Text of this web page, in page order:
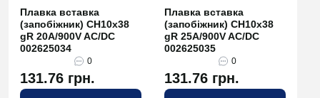
Плавка вставка
(запобіжник) CH10x38
gR 20A/900V AC/DC
002625034
0
131.76 грн.
Плавка вставка
(запобіжник) CH10x38
gR 25A/900V AC/DC
002625035
0
131.76 грн.